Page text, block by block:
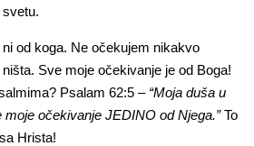
svetu.
od koga. Ne očekujem nikakvo
Sve moje očekivanje je od Boga!
Psalam 62:5 – “Moja duša u
očekivanje JEDINO od Njega.”To
Hrista!